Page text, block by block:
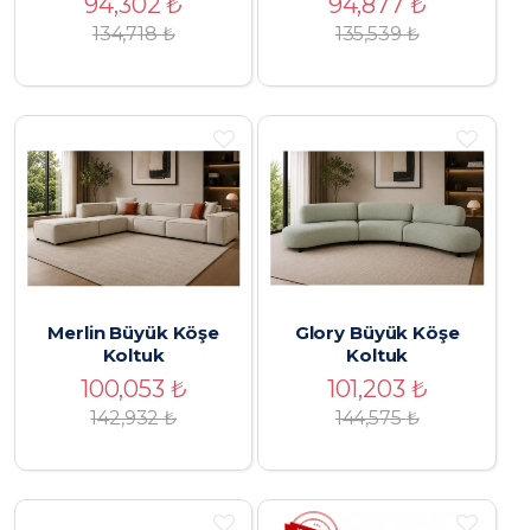
134,718₺ 135,539₺
Merlin Büyük Köşe
Koltuk
100,053 ₺
142,932₺
Glory Büyük Köşe
Koltuk
101,203 ₺
144,575₺